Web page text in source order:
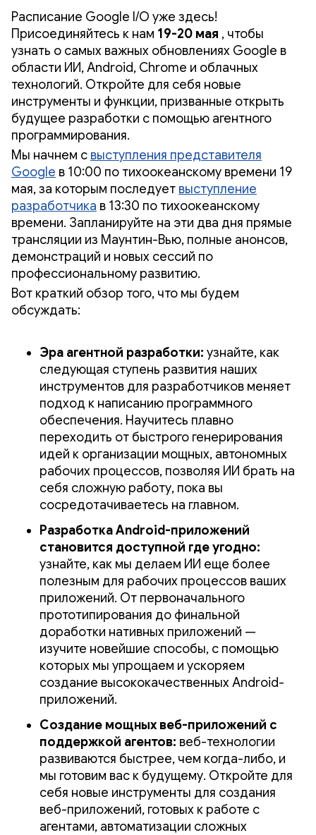
Расписание Google I/O уже здесь!
Присоединяйтесь к нам 19-20 мая , чтобы
узнать о самых важных обновлениях Google в
области ИИ, Android, Chrome и облачных
технологий. Откройте для себя новые
инструменты и функции, призванные открыть
будущее разработки с помощью агентного
программирования.
Мы начнем с выступления представителя
Google в 10:00 по тихоокеанскому времени 19
мая, за которым последует выступление
разработчика в 13:30 по тихоокеанскому
времени. Запланируйте на эти два дня прямые
трансляции из Маунтин-Вью, полные анонсов,
демонстраций и новых сессий по
профессиональному развитию.
Вот краткий обзор того, что мы будем
обсуждать:
Эра агентной разработки: узнайте, как
следующая ступень развития наших
инструментов для разработчиков меняет
подход к написанию программного
обеспечения. Научитесь плавно
переходить от быстрого генерирования
идей к организации мощных, автономных
рабочих процессов, позволяя ИИ брать на
себя сложную работу, пока вы
сосредотачиваетесь на главном.
Разработка Android-приложений
становится доступной где угодно:
узнайте, как мы делаем ИИ еще более
полезным для рабочих процессов ваших
приложений. От первоначального
прототипирования до финальной
доработки нативных приложений —
изучите новейшие способы, с помощью
которых мы упрощаем и ускоряем
создание высококачественных Android-
приложений.
Создание мощных веб-приложений с
поддержкой агентов: веб-технологии
развиваются быстрее, чем когда-либо, и
мы готовим вас к будущему. Откройте для
себя новые инструменты для создания
веб-приложений, готовых к работе с
агентами, автоматизации сложных